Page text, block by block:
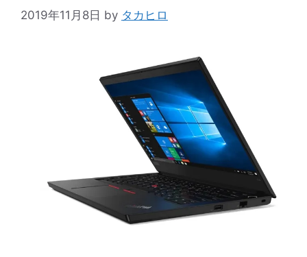
2019年11月8日 by タカヒロ